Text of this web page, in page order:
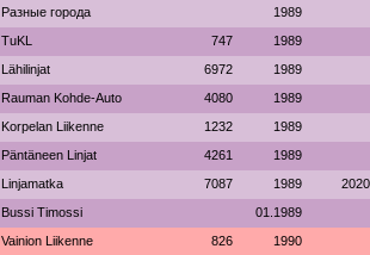
Разные города 1989
TuKL 747 1989
Lähilinjat 6972 1989
Rauman Kohde-Auto 4080 1989
Korpelan Liikenne 1232 1989
Päntäneen Linjat 4261 1989
Linjamatka 7087 1989 2020
Bussi Timossi 01.1989
Vainion Liikenne 826 1990